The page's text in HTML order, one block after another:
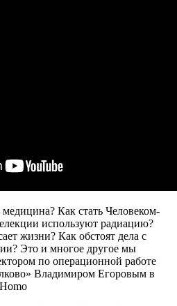
Как стать Человеком-
используют радиацию?
жизни? Как обстоят дела с
Это и многое другое мы
по операционной работе
Владимиром Егоровым в